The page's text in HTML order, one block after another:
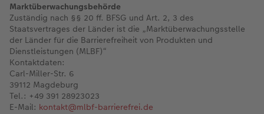
Marktüberwachungsbehörde
Zuständig nach §§ 20 ff. BFSG und Art. 2, 3 des
Staatsvertrages der Länder ist die „Marktüberwachungsstelle
der Länder für die Barrierefreiheit von Produkten und
Dienstleistungen (MLBF)“
Kontaktdaten:
Carl-Miller-Str. 6
39112 Magdeburg
Tel.: +49 391 28923023
E-Mail: kontakt@mlbf-barrierefrei.de